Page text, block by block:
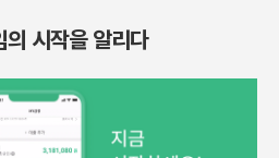
시작을 알리다